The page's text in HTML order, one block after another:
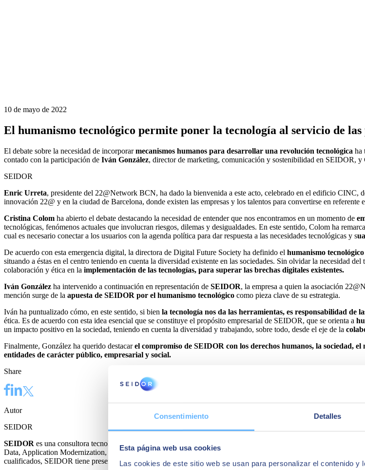
Consentimiento Detalles
Esta página web usa cookies
Las cookies de este sitio web se usan para personalizar el contenido
10 de mayo de 2022
El humanismo tecnológico permite poner la tecnología al servicio de las
El debate sobre la necesidad de incorporarmecanismos humanos para desarrollar una revolución tecnológica ha
contado con la participación de Iván González, director de marketing, comunicación y sostenibilidad en SEIDOR, y
SEIDOR
Enric Urreta, presidente del 22@Network BCN, ha dado la bienvenida a este acto, celebrado en el edificio CINC,
innovación 22@ y en la ciudad de Barcelona, donde existen las empresas y los talentos para convertirse en referente
Cristina Colom ha abierto el debate destacando la necesidad de entender que nos encontramos en un momento de
tecnológicas, fenómenos actuales que involucran riesgos, dilemas y desigualdades. En este sentido, Colom ha
cual es necesario conectar a los usuarios con la agenda política para dar respuesta a las necesidades tecnológicas y s
De acuerdo con esta emergencia digital, la directora de Digital Future Society ha definido el humanismo tecnológico
situando a éstas en el centro teniendo en cuenta la diversidad existente en las sociedades. Sin olvidar la necesidad
colaboración y ética en la implementación de las tecnologías, para superar las brechas digitales existentes.
Iván González ha intervenido a continuación en representación de SEIDOR, la empresa a quien la asociación
mención surge de la apuesta de SEIDOR por el humanismo tecnológico como pieza clave de su estrategia.
Iván ha puntualizado cómo, en este sentido, si bien la tecnología nos da las herramientas, es responsabilidad de
ética. Es de acuerdo con esta idea esencial que se constituye el propósito empresarial de SEIDOR, que se orienta a
un impacto positivo en la sociedad, teniendo en cuenta la diversidad y trabajando, sobre todo, desde el eje de la
Finalmente, González ha querido destacarel compromiso de SEIDOR con los derechos humanos, la sociedad,
entidades de carácter público, empresarial y social.
Share
Autor
SEIDOR
SEIDOR es una consultora tecnológica que ofrece un portafolio integral de soluciones y servicios que cubren los
Data, Application Modernization, Cloud, Conectividad y Ciberseguridad. Con una facturación de 894 millones de
cualificados, SEIDOR tiene presencia directa en 45 países de Europa, América Latina, Estados Unidos, Oriente